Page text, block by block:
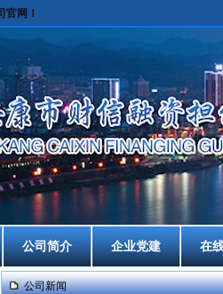
官网！
公司简介 企业党建 在
公司新闻